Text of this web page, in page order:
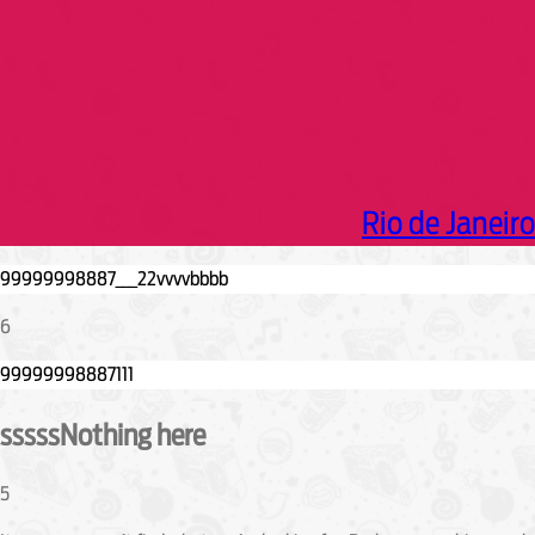
Rio de Janeiro
6
sssssNothing here
5